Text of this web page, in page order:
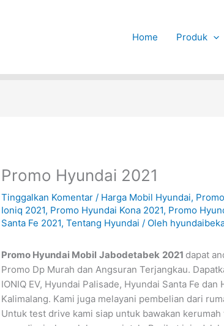
Home Produk
Promo Hyundai 2021
Tinggalkan Komentar / Harga Mobil Hyundai,
Ioniq 2021, Promo Hyundai Kona 2021, Promo
Santa Fe 2021,Tentang Hyundai / Oleh
Promo Hyundai Mobil Jabodetabek 2021 dapat
Promo Dp Murah dan Angsuran Terjangkau.
IONIQ EV, Hyundai Palisade, Hyundai Santa Fe
Kalimalang. Kami juga melayani pembelian dari
Untuk test drive kami siap untuk bawakan